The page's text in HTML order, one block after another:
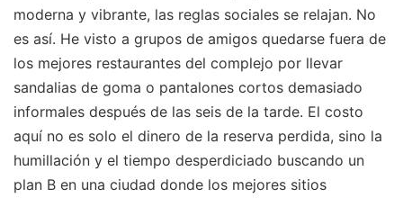
moderna y vibrante, las reglas sociales se relajan. No
es así. He visto a grupos de amigos quedarse fuera de
los mejores restaurantes del complejo por llevar
sandalias de goma o pantalones cortos demasiado
informales después de las seis de la tarde. El costo
aquí no es solo el dinero de la reserva perdida, sino la
humillación y el tiempo desperdiciado buscando un
plan B en una ciudad donde los mejores sitios